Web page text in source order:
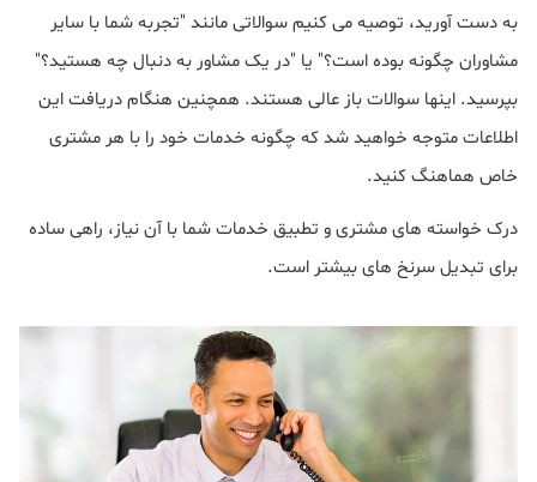
به دست آورید، توصیه می کنیم سوالاتی مانند "تجربه شما با سایر
مشاوران چگونه بوده است؟" یا "در یک مشاور به دنبال چه هستید؟"
بپرسید. اینها سوالات باز عالی هستند. همچنین هنگام دریافت این
اطلاعات متوجه خواهید شد که چگونه خدمات خود را با هر مشتری
خاص هماهنگ کنید.
درک خواسته های مشتری و تطبیق خدمات شما با آن نیاز، راهی ساده
برای تبدیل سرنخ های بیشتر است.